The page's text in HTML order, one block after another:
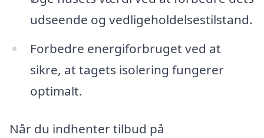
udseende og vedligeholdelsestilstand.
Forbedre energiforbruget ved at
sikre, at tagets isolering fungerer
optimalt.
Når du indhenter tilbud på